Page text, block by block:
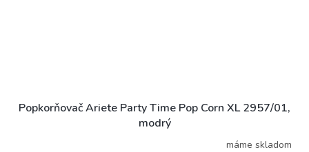
Popkorňovač Ariete Party Time Pop Corn XL 2957/01,
modrý
máme skladom